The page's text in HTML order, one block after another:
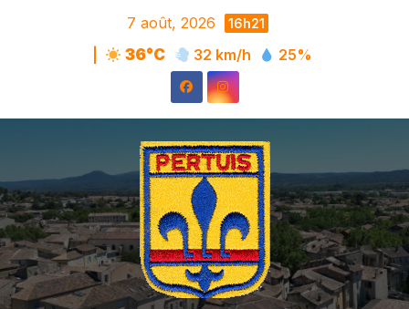
7 août, 2026 16h21
36°C 32 km/h 25%